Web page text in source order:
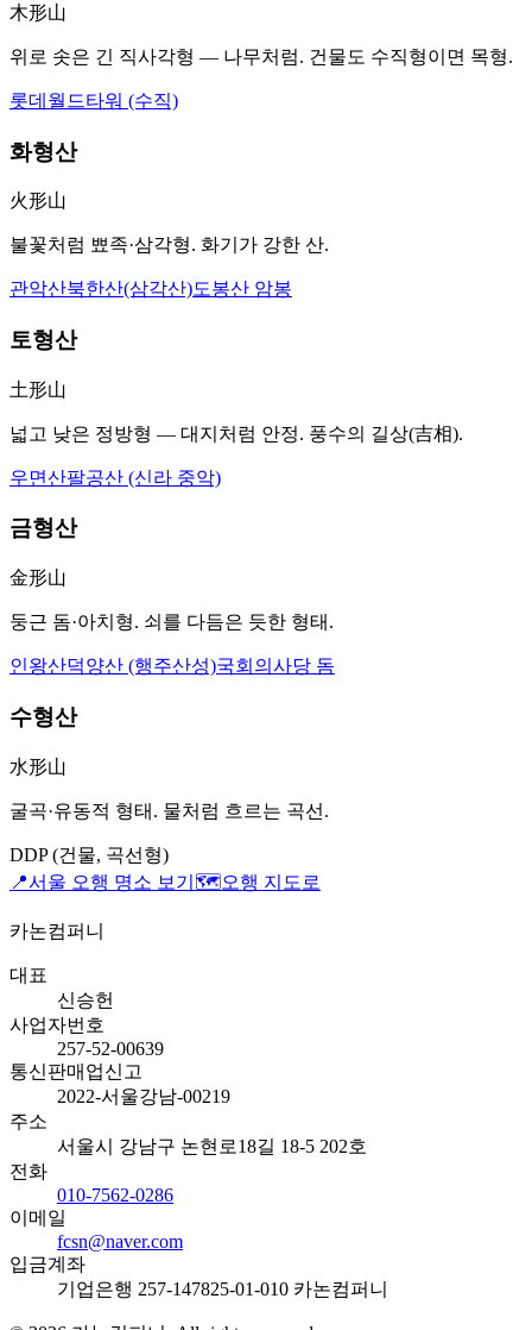
木形山
위로 솟은 긴 직사각형 — 나무처럼. 건물도 수직형이면 목형.
롯데월드타워 (수직)
화형산
火形山
불꽃처럼 뾰족·삼각형. 화기가 강한 산.
관악산북한산(삼각산)도봉산 암봉
토형산
土形山
넓고 낮은 정방형 — 대지처럼 안정. 풍수의 길상(吉相).
우면산팔공산 (신라 중악)
금형산
金形山
둥근 돔·아치형. 쇠를 다듬은 듯한 형태.
인왕산덕양산 (행주산성)국회의사당 돔
수형산
水形山
굴곡·유동적 형태. 물처럼 흐르는 곡선.
DDP (건물, 곡선형)
📍서울 오행 명소 보기 🗺️오행 지도로
카논컴퍼니
대표
신승헌
사업자번호
257-52-00639
통신판매업신고
2022-서울강남-00219
주소
서울시 강남구 논현로18길 18-5 202호
전화
010-7562-0286
이메일
fcsn@naver.com
입금계좌
기업은행 257-147825-01-010 카논컴퍼니